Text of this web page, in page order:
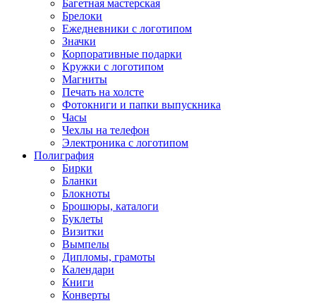
Багетная мастерская
Брелоки
Ежедневники с логотипом
Значки
Корпоративные подарки
Кружки с логотипом
Магниты
Печать на холсте
Фотокниги и папки выпускника
Часы
Чехлы на телефон
Электроника с логотипом
Полиграфия
Бирки
Бланки
Блокноты
Брошюры, каталоги
Буклеты
Визитки
Вымпелы
Дипломы, грамоты
Календари
Книги
Конверты